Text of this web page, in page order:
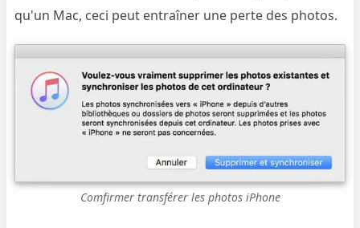
qu'un Mac, ceci peut entraîner une perte des photos.
Comfirmer transférer les photos iPhone